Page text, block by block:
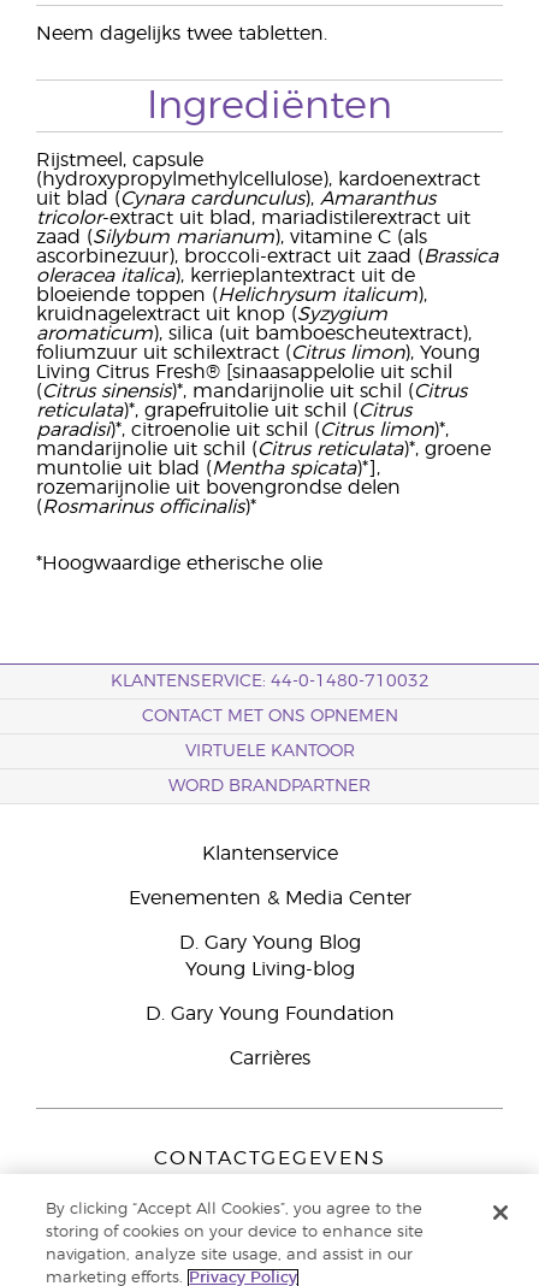
Neem dagelijks twee tabletten.
Ingrediënten
Rijstmeel, capsule
(hydroxypropylmethylcellulose), kardoenextract
uit blad (Cynara cardunculus), Amaranthus
tricolor-extract uit blad, mariadistilerextract uit
zaad (Silybum marianum), vitamine C (als
ascorbinezuur), broccoli-extract uit zaad (Brassica
oleracea italica), kerrieplantextract uit de
bloeiende toppen (Helichrysum italicum),
kruidnagelextract uit knop (Syzygium
aromaticum), silica (uit bamboescheutextract),
foliumzuur uit schilextract (Citrus limon), Young
Living Citrus Fresh® [sinaasappelolie uit schil
(Citrus sinensis)*, mandarijnolie uit schil (Citrus
reticulata)*, grapefruitolie uit schil (Citrus
paradisi)*, citroenolie uit schil (Citrus limon)*,
mandarijnolie uit schil (Citrus reticulata)*, groene
muntolie uit blad (Mentha spicata)*],
rozemarijnolie uit bovengrondse delen
(Rosmarinus officinalis)*
*Hoogwaardige etherische olie
KLANTENSERVICE: 44-0-1480-710032
CONTACT MET ONS OPNEMEN
VIRTUELE KANTOOR
WORD BRANDPARTNER
Klantenservice
Evenementen & Media Center
D. Gary Young Blog
Young Living-blog
D. Gary Young Foundation
Carrières
CONTACTGEGEVENS
Peizerweg 97
9727 AJ Groningen
Nederland
By clicking “Accept All Cookies”, you agree to the
storing of cookies on your device to enhance site
navigation, analyze site usage, and assist in our
marketing efforts.
Privacy Policy